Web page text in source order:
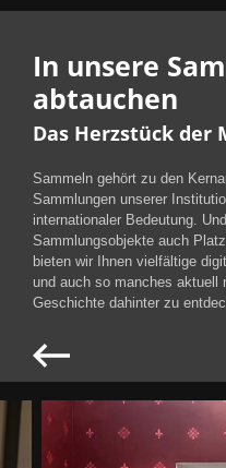
In unsere
abtauchen
Das Herzstück der
Sammeln gehört zu den
Sammlungen unserer
internationaler Bedeutung.
Sammlungsobjekte auch
bieten wir Ihnen vielfältige
und auch so manches
Geschichte dahinter zu